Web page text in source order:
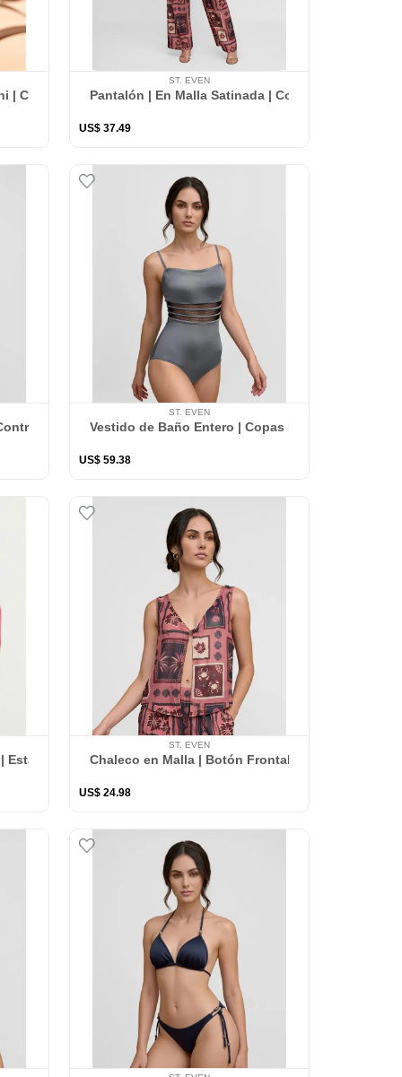
| Cintura ajustable
ST. EVEN
Pantalón | En Malla Satinada | Con Bolsillos
US$ 37.49
Suave de Abdomen
ST. EVEN
Vestido de Baño Entero | Copas Fijas | Control de
US$ 59.38
Estampada al Mojarse
ST. EVEN
Chaleco en Malla | Botón Frontal
US$ 24.98